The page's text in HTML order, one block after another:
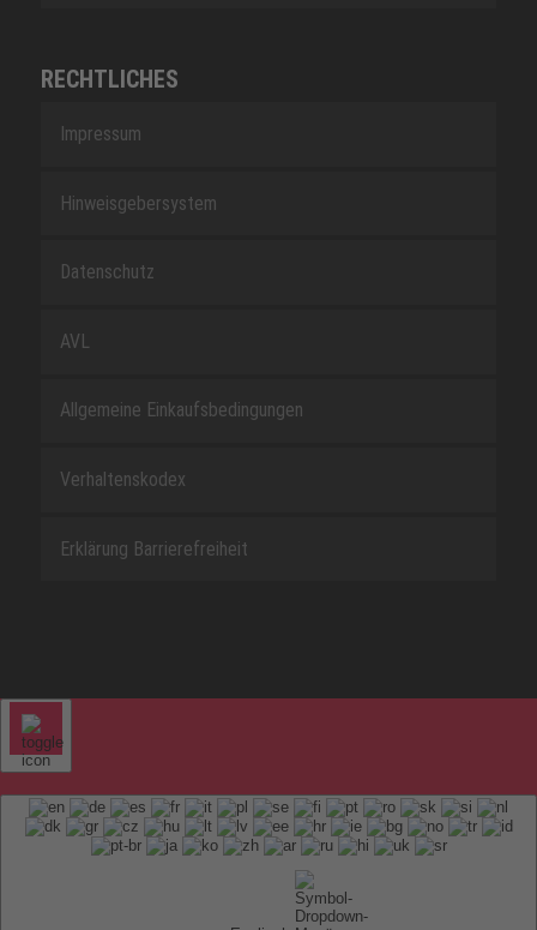
RECHTLICHES
Impressum
Hinweisgebersystem
Datenschutz
AVL
Allgemeine Einkaufsbedingungen
Verhaltenskodex
Erklärung Barrierefreiheit